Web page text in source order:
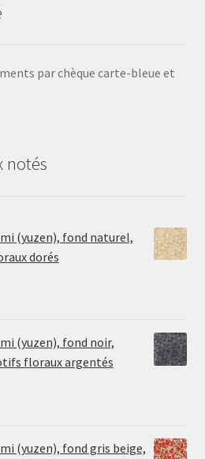
par chèque carte-bleue et
notés
(yuzen), fond naturel,
dorés
(yuzen), fond noir,
floraux argentés
(yuzen), fond gris beige,